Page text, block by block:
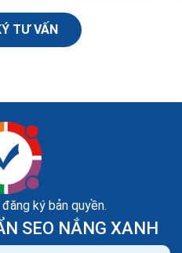
TƯ VẤN
ký bản quyền.
SEO NẮNG XANH